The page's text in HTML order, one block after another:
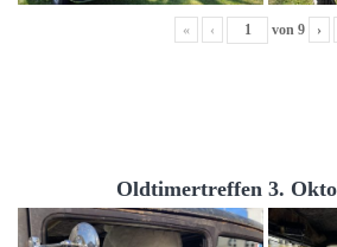
« ‹ von 9 ›
Oldtimertreffen 3.